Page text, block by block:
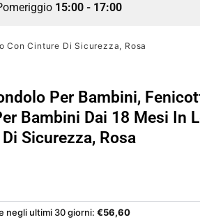
15:00 - 17:00
Con Cinture Di Sicurezza, Rosa
Per Bambini,
Bambini Dai 18 Mesi In
Sicurezza, Rosa
negli ultimi 30 giorni: €56,60